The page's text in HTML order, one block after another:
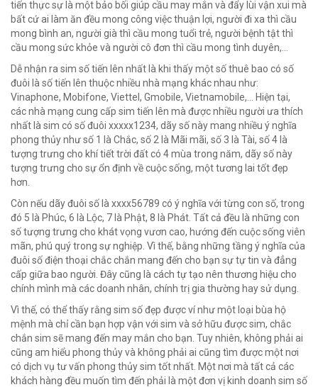
tiến thực sự là một bảo bối giúp cầu may mắn và đẩy lùi vận xui mà
bất cứ ai làm ăn đều mong công việc thuận lợi, người đi xa thì cầu
mong bình an, người già thì cầu mong tuổi trẻ, người bệnh tật thì
cầu mong sức khỏe và người cô đơn thì cầu mong tình duyên,…
Dễ nhận ra sim số tiến lên nhất là khi thấy một số thuê bao có số
đuôi là số tiến lên thuộc nhiều nhà mạng khác nhau như:
Vinaphone, Mobifone, Viettel, Gmobile, Vietnamobile,… Hiện tại,
các nhà mạng cung cấp sim tiến lên mà được nhiều người ưa thích
nhất là sim có số đuôi xxxxx1234, dãy số này mang nhiều ý nghĩa
phong thủy như số 1 là Chắc, số 2 là Mãi mãi, số 3 là Tài, số 4 là
tượng trưng cho khí tiết trời đất có 4 mùa trong năm, dãy số này
tượng trưng cho sự ổn định về cuộc sống, một tương lai tốt đẹp
hơn.
Còn nếu dãy đuôi số là xxxx56789 có ý nghĩa với từng con số, trong
đó 5 là Phúc, 6 là Lộc, 7 là Phật, 8 là Phát. Tất cả đều là những con
số tượng trưng cho khát vọng vươn cao, hướng đến cuộc sống viên
mãn, phú quý trong sự nghiệp. Vì thế, bằng những tầng ý nghĩa của
đuôi số điện thoại chắc chắn mang đến cho bạn sự tự tin và đẳng
cấp giữa bao người. Đây cũng là cách tự tạo nên thương hiệu cho
chính mình mà các doanh nhân, chính trị gia thường hay sử dụng.
Vì thế, có thể thấy rằng sim số đẹp được ví như một loại bùa hộ
mệnh mà chỉ cần bạn hợp vận với sim và sở hữu được sim, chắc
chắn sim sẽ mang đến may mắn cho bạn. Tuy nhiên, không phải ai
cũng am hiểu phong thủy và không phải ai cũng tìm được một nơi
có dịch vụ tư vấn phong thủy sim tốt nhất. Một nơi mà tất cả các
khách hàng đều muốn tìm đến phải là một đơn vị kinh doanh sim số